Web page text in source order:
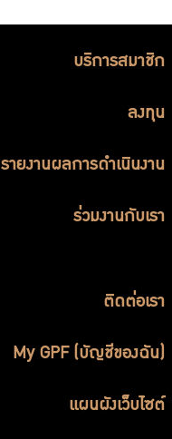
บริการสมาชิก
ลงทุน
รายงานผลการดำเนินงาน
ร่วมงานกับเรา
ติดต่อเรา
My GPF (บัญชีของฉัน)
แผนผังเว็บไซต์